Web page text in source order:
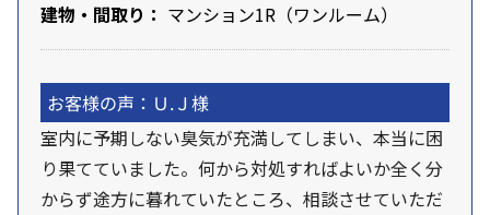
建物・間取り： マンション1R（ワンルーム）
お客様の声：Ｕ.Ｊ様
室内に予期しない臭気が充満してしまい、本当に困
り果てていました。何から対処すればよいか全く分
からず途方に暮れていたところ、相談させていただ